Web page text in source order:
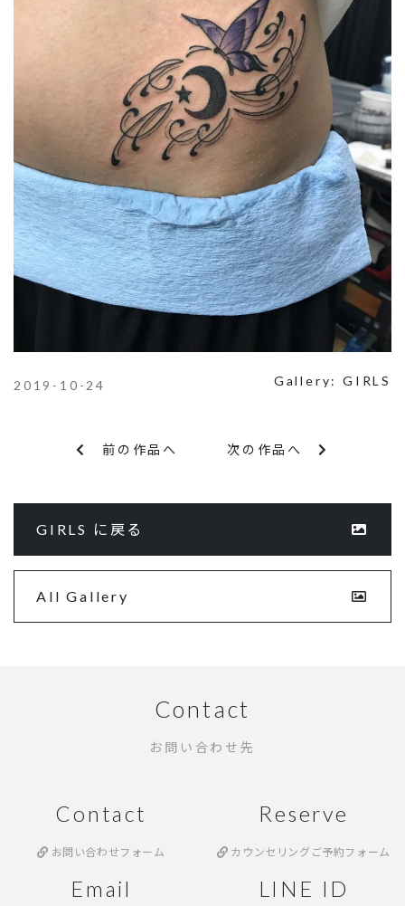
2019-10-24 Gallery: GIRLS
前の作品へ 次の作品へ
GIRLS に戻る
All Gallery
Contact
お問い合わせ先
Contact
お問い合わせフォーム
Reserve
カウンセリングご予約フォーム
Email LINE ID